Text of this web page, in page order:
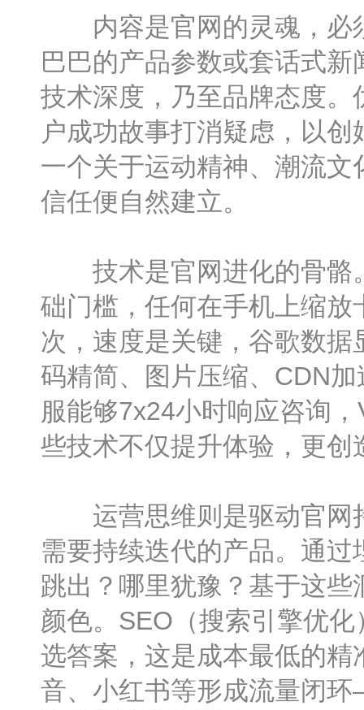
内容是官网的灵魂，必须
巴巴的产品参数或套话式
技术深度，乃至品牌态度
户成功故事打消疑虑，以
一个关于运动精神、潮流
信任便自然建立。
技术是官网进化的骨骼
础门槛，任何在手机上缩
次，速度是关键，谷歌数
码精简、图片压缩、CDN
服能够7x24小时响应咨询
些技术不仅提升体验，更创
运营思维则是驱动官网
需要持续迭代的产品。通
跳出？哪里犹豫？基于这
颜色。SEO（搜索引擎优
选答案，这是成本最低的
音、小红书等形成流量闭